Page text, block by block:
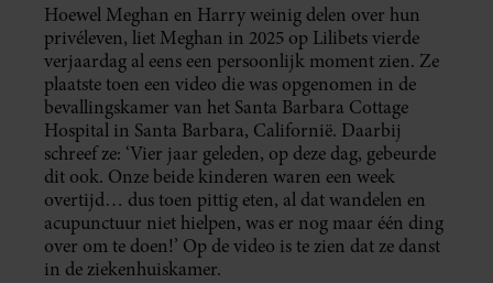
Hoewel Meghan en Harry weinig delen over hun
privéleven, liet Meghan in 2025 op Lilibets vierde
verjaardag al eens een persoonlijk moment zien. Ze
plaatste toen een video die was opgenomen in de
bevallingskamer van het Santa Barbara Cottage
Hospital in Santa Barbara, Californië. Daarbij
schreef ze: ‘Vier jaar geleden, op deze dag, gebeurde
dit ook. Onze beide kinderen waren een week
overtijd… dus toen pittig eten, al dat wandelen en
acupunctuur niet hielpen, was er nog maar één ding
over om te doen!’ Op de video is te zien dat ze danst
in de ziekenhuiskamer.